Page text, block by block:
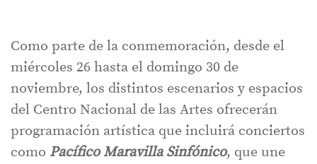
Como parte de la conmemoración, desde el
miércoles 26 hasta el domingo 30 de
noviembre, los distintos escenarios y espacios
del Centro Nacional de las Artes ofrecerán
programación artística que incluirá conciertos
como Pacífico Maravilla Sinfónico, que une